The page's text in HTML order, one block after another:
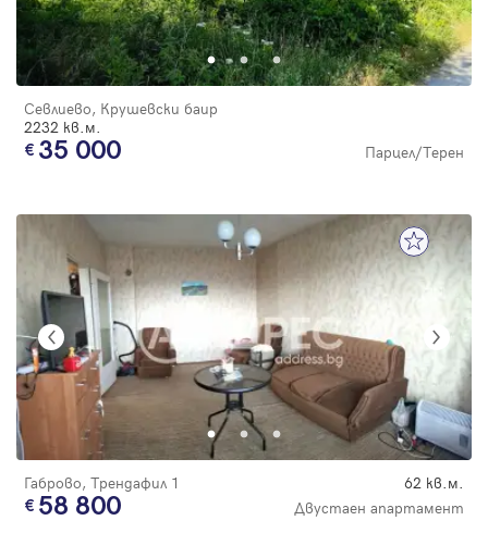
Севлиево, Крушевски баир
2232 кв.м.
35 000 Парцел/Терен
Габрово, Трендафил 1 62 кв.м.
58 800 Двустаен апартамент